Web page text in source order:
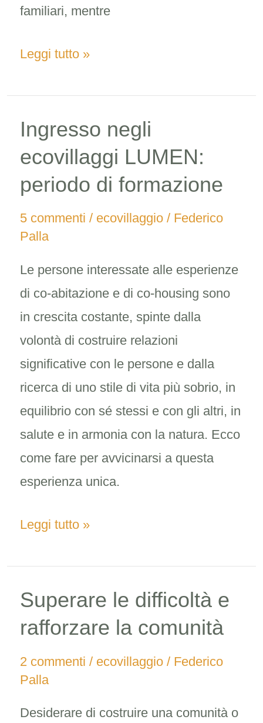
familiari, mentre
Leggi tutto »
Ingresso negli
ecovillaggi LUMEN:
periodo di formazione
5 commenti / ecovillaggio/ Federico
Palla
Le persone interessate alle esperienze
di co-abitazione e di co-housing sono
in crescita costante, spinte dalla
volontà di costruire relazioni
significative con le persone e dalla
ricerca di uno stile di vita più sobrio, in
equilibrio con sé stessi e con gli altri, in
salute e in armonia con la natura. Ecco
come fare per avvicinarsi a questa
esperienza unica.
Ingresso
negli
ecovillaggi
LUMEN:
periodo
di
formazione
Leggi tutto »
Superare le difficoltà e
rafforzare la comunità
2 commenti / ecovillaggio/ Federico
Palla
Desiderare di costruire una comunità o
Superare
le
e
la